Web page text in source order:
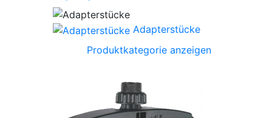
Adapterstücke
Produktkategorie anzeigen